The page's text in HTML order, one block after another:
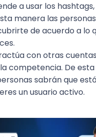
a usar los
manera las
de acuerdo a lo
con otras
competencia. De
sabrán que
un usuario activo.